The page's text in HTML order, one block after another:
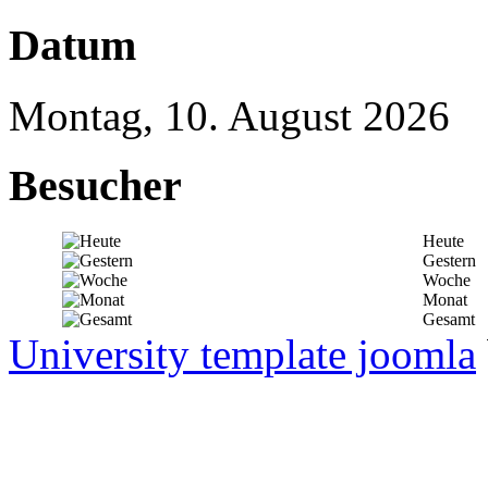
Datum
Montag, 10. August 2026
Besucher
Heute
Gestern
Woche
Monat
Gesamt
University template joomla